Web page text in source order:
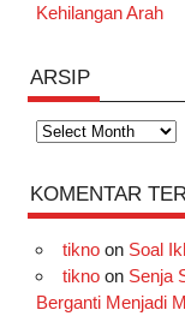
Kehilangan Arah
ARSIP
Arsip
KOMENTAR
tiknoon Soal
tiknoon Senja
Berganti Menjadi